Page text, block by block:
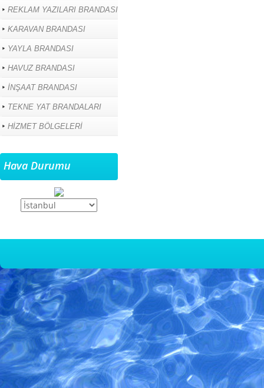
REKLAM YAZILARI BRANDASI
KARAVAN BRANDASI
YAYLA BRANDASI
HAVUZ BRANDASI
İNŞAAT BRANDASI
TEKNE YAT BRANDALARI
HİZMET BÖLGELERİ
Hava Durumu